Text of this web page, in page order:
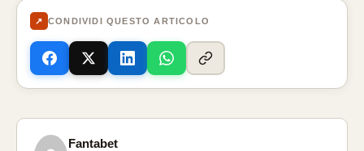
↗ CONDIVIDI QUESTO ARTICOLO
Fantabet